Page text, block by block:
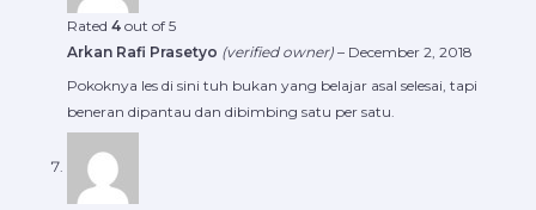
Rated 4 out of 5
Arkan Rafi Prasetyo (verified owner) – December 2, 2018
Pokoknya les di sini tuh bukan yang belajar asal selesai, tapi
beneran dipantau dan dibimbing satu per satu.